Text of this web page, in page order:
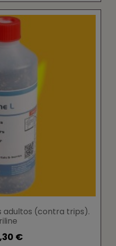
adultos (contra trips).
€